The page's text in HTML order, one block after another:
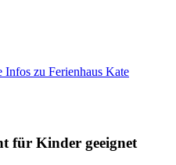
Infos zu Ferienhaus Kate
für Kinder geeignet